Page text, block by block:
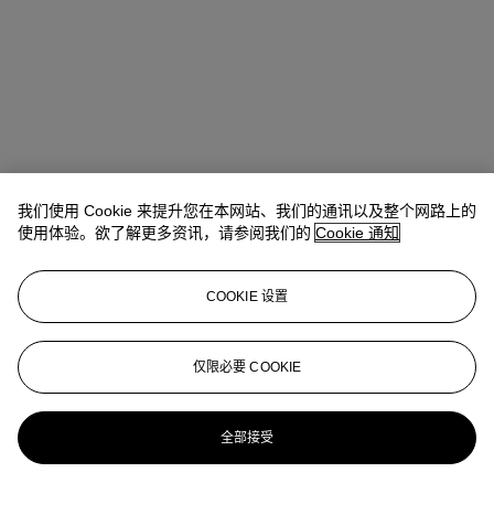
我们使用 Cookie 来提升您在本网站、我们的通讯以及整个网路上的
使用体验。欲了解更多资讯，请参阅我们的 Cookie 通知
COOKIE 设置
仅限必要 COOKIE
全部接受